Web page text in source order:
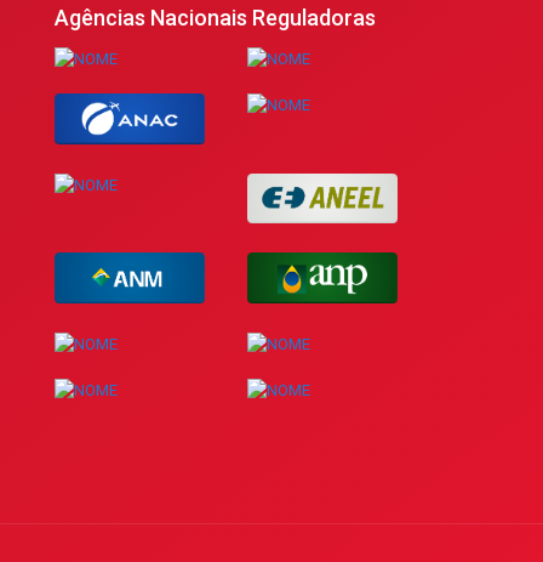
Agências Nacionais Reguladoras